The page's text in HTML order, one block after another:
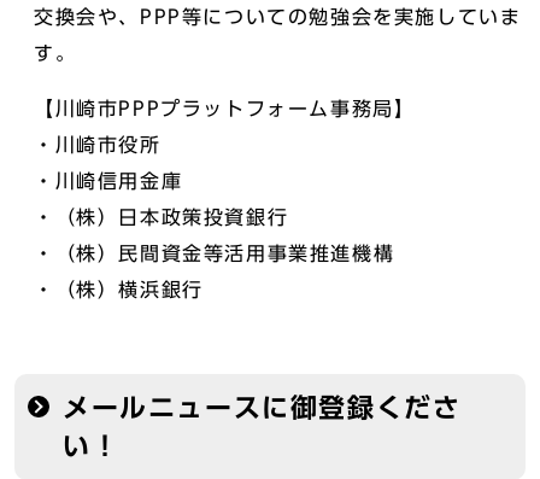
交換会や、PPP等についての勉強会を実施していま
す。
【川崎市PPPプラットフォーム事務局】
・川崎市役所
・川崎信用金庫
・（株）日本政策投資銀行
・（株）民間資金等活用事業推進機構
・（株）横浜銀行
メールニュースに御登録くださ
い！